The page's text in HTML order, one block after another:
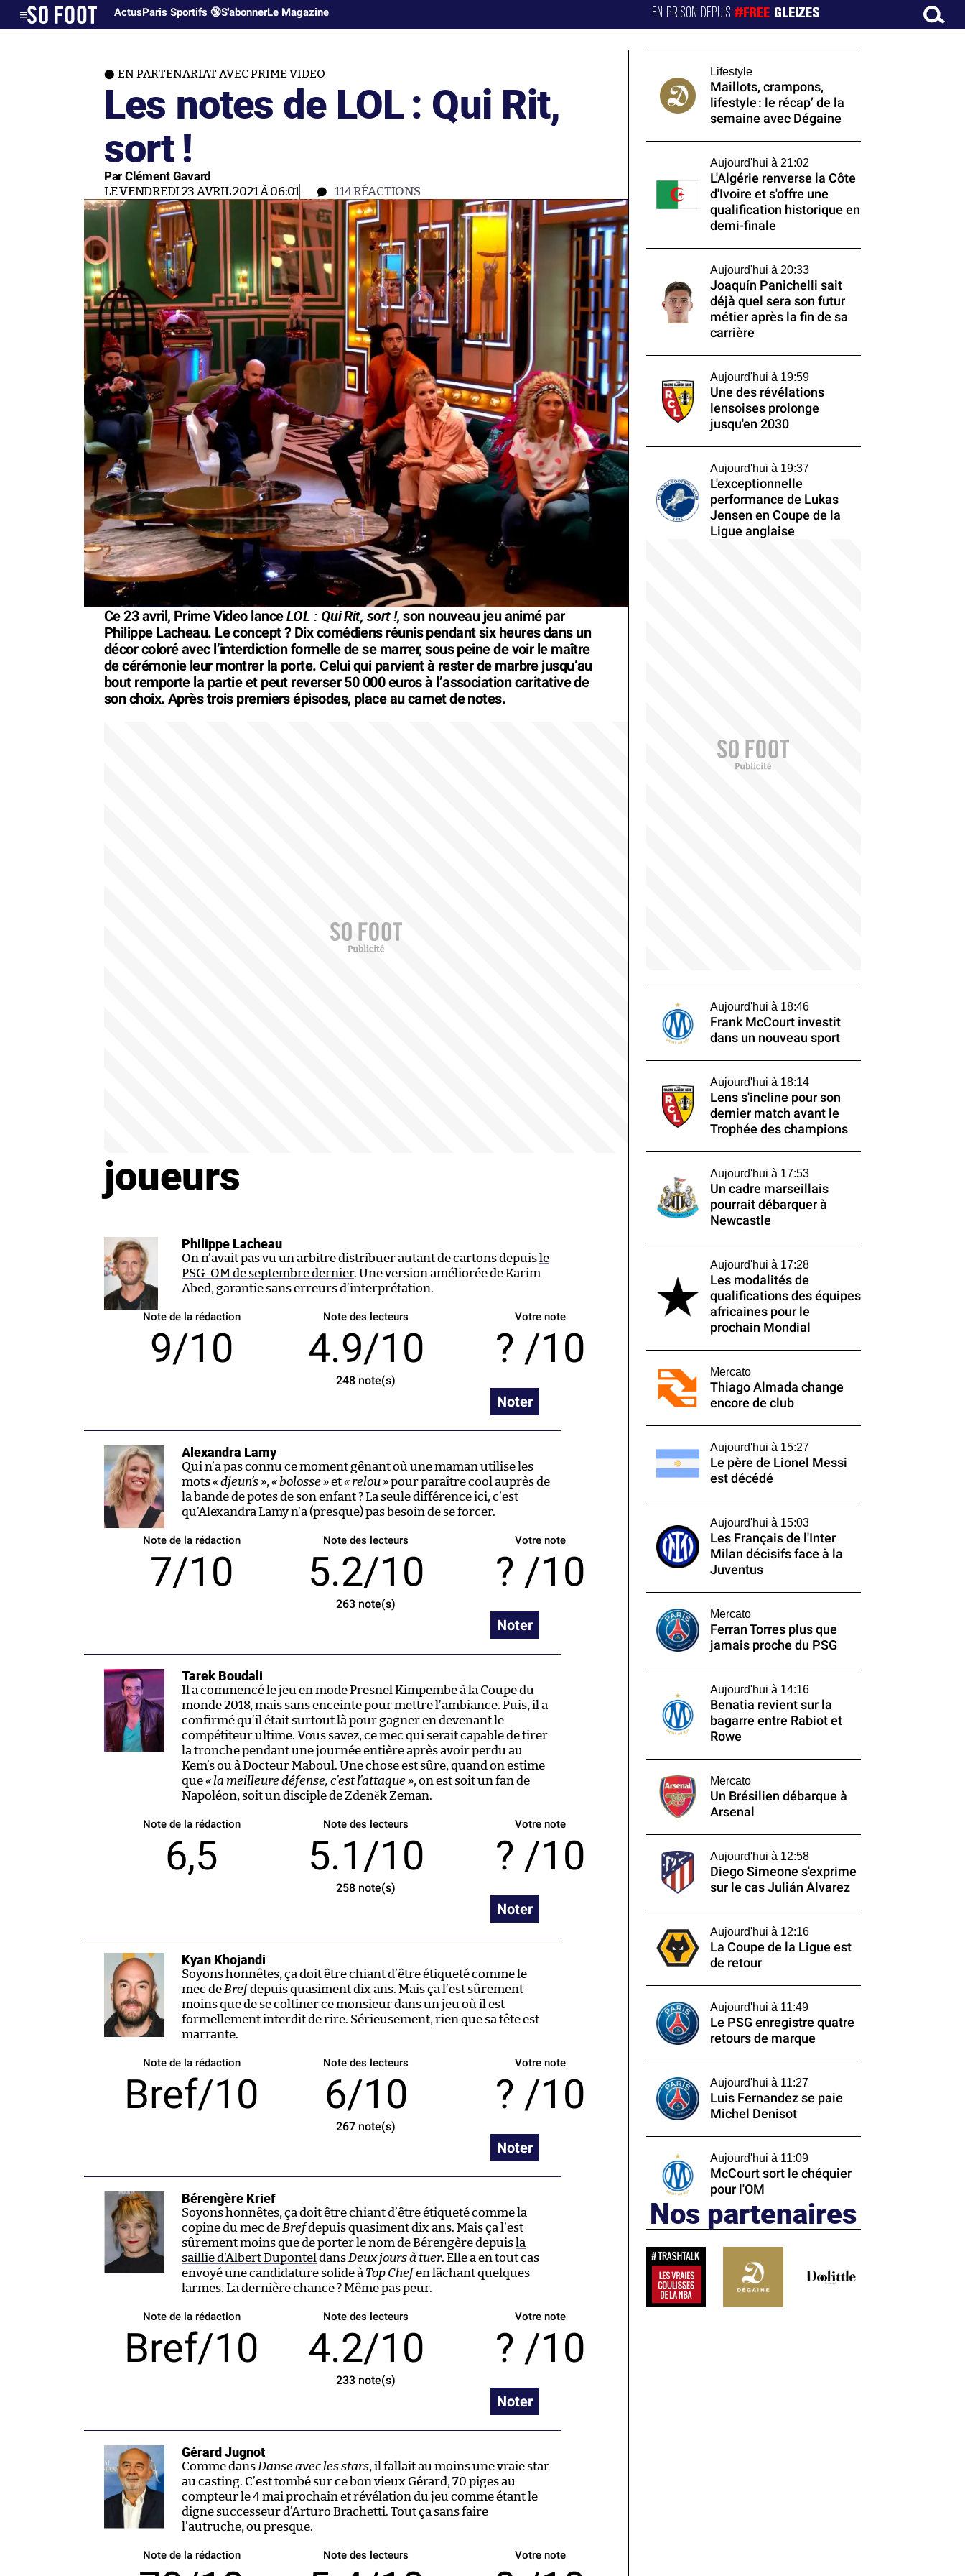
ActusParis Sportifs 🔞S'abonnerLe Magazine EN PRISON DEPUIS#FREE GLEIZES
EN PARTENARIAT AVEC PRIME VIDEO
Les notes de LOL : Qui Rit,
sort !
Par Clément Gavard
LE VENDREDI 23 AVRIL 2021 À 06:01 114RÉACTIONS
Ce 23 avril, Prime Video lanceLOL : Qui Rit, sort !, son nouveau jeu animé par
Philippe Lacheau. Le concept ? Dix comédiens réunis pendant six heures dans un
décor coloré avec l’interdiction formelle de se marrer, sous peine de voir le maître
de cérémonie leur montrer la porte. Celui qui parvient à rester de marbre jusqu’au
bout remporte la partie et peut reverser 50 000 euros à l’association caritative de
son choix. Après trois premiers épisodes, place au carnet de notes.
joueurs
Philippe Lacheau
On n’avait pas vu un arbitre distribuer autant de cartons depuis le
PSG-OM de septembre dernier. Une version améliorée de Karim
Abed, garantie sans erreurs d’interprétation.
Note de la rédaction
9/10
Note des lecteurs
4.9/10
248 note(s)
Votre note
/10
Noter
Alexandra Lamy
Qui n’a pas connu ce moment gênant où une maman utilise les
mots« djeun’s », « bolosse »et« relou »pour paraître cool auprès de
la bande de potes de son enfant ? La seule différence ici, c’est
qu’Alexandra Lamy n’a (presque) pas besoin de se forcer.
Note de la rédaction
7/10
Note des lecteurs
5.2/10
263 note(s)
Votre note
/10
Noter
Tarek Boudali
Il a commencé le jeu en mode Presnel Kimpembe à la Coupe du
monde 2018, mais sans enceinte pour mettre l’ambiance. Puis, il a
confirmé qu’il était surtout là pour gagner en devenant le
compétiteur ultime. Vous savez, ce mec qui serait capable de tirer
la tronche pendant une journée entière après avoir perdu au
Kem’s ou à Docteur Maboul. Une chose est sûre, quand on estime
que« la meilleure défense, c’est l’attaque », on est soit un fan de
Napoléon, soit un disciple de Zdeněk Zeman.
Note de la rédaction
6,5
Note des lecteurs
5.1/10
258 note(s)
Votre note
/10
Noter
Kyan Khojandi
Soyons honnêtes, ça doit être chiant d’être étiqueté comme le
mec de Brefdepuis quasiment dix ans. Mais ça l’est sûrement
moins que de se coltiner ce monsieur dans un jeu où il est
formellement interdit de rire. Sérieusement, rien que sa tête est
marrante.
Note de la rédaction
Bref/10
Note des lecteurs
6/10
267 note(s)
Votre note
/10
Noter
Bérengère Krief
Soyons honnêtes, ça doit être chiant d’être étiqueté comme la
copine du mec de Brefdepuis quasiment dix ans. Mais ça l’est
sûrement moins que de porter le nom de Bérengère depuis la
saillie d’Albert Dupontel dans Deux jours à tuer. Elle a en tout cas
envoyé une candidature solide à Top Chefen lâchant quelques
larmes. La dernière chance ? Même pas peur.
Note de la rédaction
Bref/10
Note des lecteurs
4.2/10
233 note(s)
Votre note
/10
Noter
Gérard Jugnot
Comme dans Danse avec les stars, il fallait au moins une vraie star
au casting. C’est tombé sur ce bon vieux Gérard, 70 piges au
compteur le 4 mai prochain et révélation du jeu comme étant le
digne successeur d’Arturo Brachetti. Tout ça sans faire
l’autruche, ou presque.
Note de la rédaction Note des lecteurs Votre note
Lifestyle
Maillots, crampons,
lifestyle : le récap’ de la
semaine avec Dégaine
Aujourd'hui à 21:02
L'Algérie renverse la Côte
d'Ivoire et s'offre une
qualification historique en
demi-finale
Aujourd'hui à 20:33
Joaquín Panichelli sait
déjà quel sera son futur
métier après la fin de sa
carrière
Aujourd'hui à 19:59
Une des révélations
lensoises prolonge
jusqu'en 2030
Aujourd'hui à 19:37
L'exceptionnelle
performance de Lukas
Jensen en Coupe de la
Ligue anglaise
Aujourd'hui à 18:46
Frank McCourt investit
dans un nouveau sport
Aujourd'hui à 18:14
Lens s'incline pour son
dernier match avant le
Trophée des champions
Aujourd'hui à 17:53
Un cadre marseillais
pourrait débarquer à
Newcastle
Aujourd'hui à 17:28
Les modalités de
qualifications des équipes
africaines pour le
prochain Mondial
Mercato
Thiago Almada change
encore de club
Aujourd'hui à 15:27
Le père de Lionel Messi
est décédé
Aujourd'hui à 15:03
Les Français de l'Inter
Milan décisifs face à la
Juventus
Mercato
Ferran Torres plus que
jamais proche du PSG
Aujourd'hui à 14:16
Benatia revient sur la
bagarre entre Rabiot et
Rowe
Mercato
Un Brésilien débarque à
Arsenal
Aujourd'hui à 12:58
Diego Simeone s'exprime
sur le cas Julián Alvarez
Aujourd'hui à 12:16
La Coupe de la Ligue est
de retour
Aujourd'hui à 11:49
Le PSG enregistre quatre
retours de marque
Aujourd'hui à 11:27
Luis Fernandez se paie
Michel Denisot
Aujourd'hui à 11:09
McCourt sort le chéquier
pour l'OM
Nos partenaires